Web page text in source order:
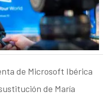
de Microsoft Ibérica
de María